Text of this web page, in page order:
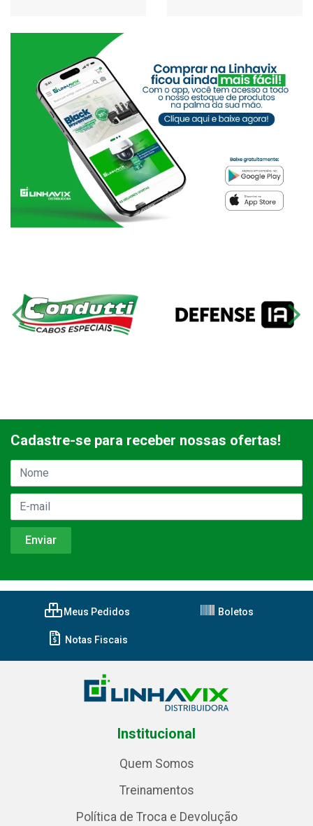
Cadastre-se para receber nossas ofertas!
Meus Pedidos Boletos
Notas Fiscais
Institucional
Quem Somos
Treinamentos
Política de Troca e Devolução